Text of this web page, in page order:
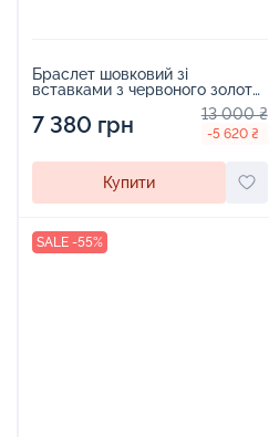
Браслет шовковий зі
вставками з червоного золота
7 380 грн 13 000 ₴
-5 620 ₴
Купити
SALE -55%